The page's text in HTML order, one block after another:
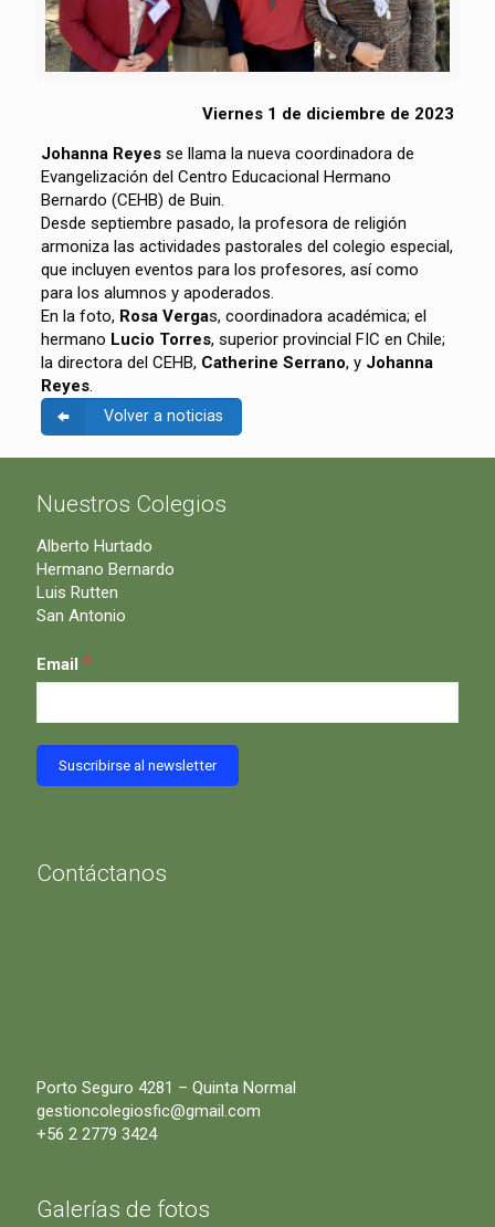
Viernes 1 de diciembre de 2023
Johanna Reyesse llama la nueva coordinadora de
Evangelización del Centro Educacional Hermano
Bernardo (CEHB) de Buin.
Desde septiembre pasado, la profesora de religión
armoniza las actividades pastorales del colegio especial,
que incluyen eventos para los profesores, así como
para los alumnos y apoderados.
En la foto, Rosa Vergas, coordinadora académica; el
hermano Lucio Torres, superior provincial FIC en Chile;
la directora del CEHB, Catherine Serrano, y Johanna
Reyes.
Volver a noticias
Nuestros Colegios
Alberto Hurtado
Hermano Bernardo
Luis Rutten
San Antonio
Email *
Contáctanos
Porto Seguro 4281 – Quinta Normal
gestioncolegiosfic@gmail.com
+56 2 2779 3424
Galerías de fotos